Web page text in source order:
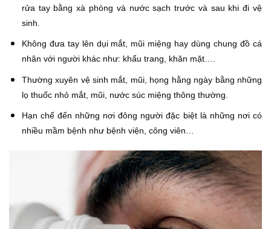
rửa tay bằng xà phòng và nước sạch trước và sau khi đi vệ
sinh.
Không đưa tay lên dụi mắt, mũi miệng hay dùng chung đồ cá
nhân với người khác như: khẩu trang, khăn mặt….
Thường xuyên vệ sinh mắt, mũi, họng hằng ngày bằng những
lọ thuốc nhỏ mắt, mũi, nước súc miệng thông thường.
Hạn chế đến những nơi đông người đặc biệt là những nơi có
nhiều mầm bệnh như bệnh viện, công viên…